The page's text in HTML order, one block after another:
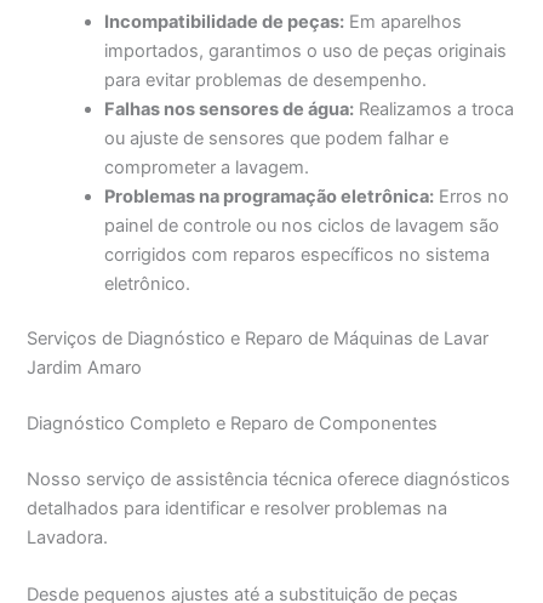
Incompatibilidade de peças: Em aparelhos
importados, garantimos o uso de peças originais
para evitar problemas de desempenho.
Falhas nos sensores de água: Realizamos a troca
ou ajuste de sensores que podem falhar e
comprometer a lavagem.
Problemas na programação eletrônica: Erros no
painel de controle ou nos ciclos de lavagem são
corrigidos com reparos específicos no sistema
eletrônico.
Serviços de Diagnóstico e Reparo de Máquinas de Lavar
Jardim Amaro
Diagnóstico Completo e Reparo de Componentes
Nosso serviço de assistência técnica oferece diagnósticos
detalhados para identificar e resolver problemas na
Lavadora.
Desde pequenos ajustes até a substituição de peças